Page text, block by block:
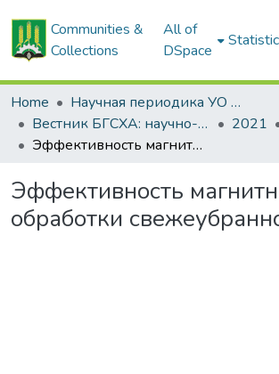
Communities &
Collections
All of
DSpace
Home
Научная периодика УО БГСХА
Вестник БГСХА: научно-методический журнал Белорусской государственной сельскохозяйственной академии
2021
Эффективность магнитной обработки свежеубранного зерна
Эффективность
обработки